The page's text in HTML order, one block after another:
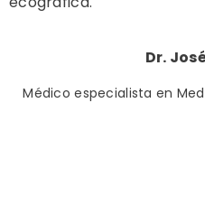
Dr.
Médico especialista en